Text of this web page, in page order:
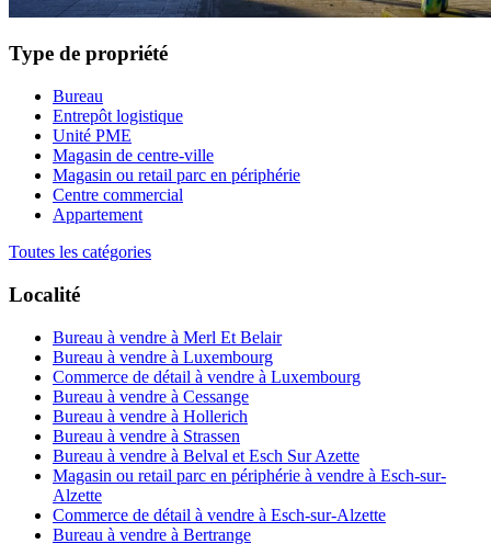
Type de propriété
Bureau
Entrepôt logistique
Unité PME
Magasin de centre-ville
Magasin ou retail parc en périphérie
Centre commercial
Appartement
Toutes les catégories
Localité
Bureau à vendre à Merl Et Belair
Bureau à vendre à Luxembourg
Commerce de détail à vendre à Luxembourg
Bureau à vendre à Cessange
Bureau à vendre à Hollerich
Bureau à vendre à Strassen
Bureau à vendre à Belval et Esch Sur Azette
Magasin ou retail parc en périphérie à vendre à Esch-sur-
Alzette
Commerce de détail à vendre à Esch-sur-Alzette
Bureau à vendre à Bertrange